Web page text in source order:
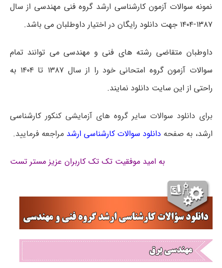
نمونه سوالات آزمون کارشناسی ارشد گروه فنی مهندسی از سال
۱۳۸۷-۱۴۰۴ جهت دانلود رایگان در اختیار داوطلبان می باشد.
داوطبان متقاضی رشته های فنی و مهندسی می توانند تمام
سوالات آزمون گروه امتحانی خود را از سال ۱۳۸۷ تا ۱۴۰۴ به
راحتی از این سایت دانلود نمایند.
برای دانلود سوالات سایر گروه های آزمایشی کنکورکارشناسی
ارشد، به صفحه دانلود سوالات کارشناسی ارشد مراجعه فرمایید.
به امید موفقیت تک تک کاربران عزیز مستر تست